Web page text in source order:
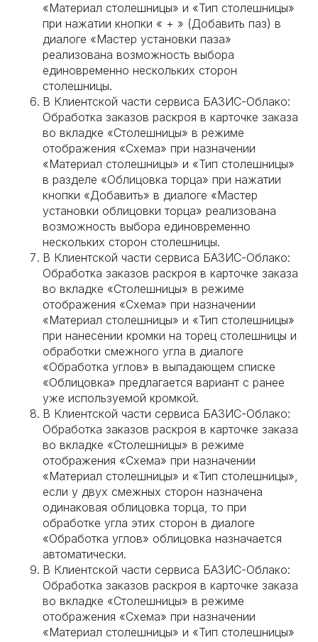
«Материал столешницы» и «Тип столешницы»
при нажатии кнопки « + » (Добавить паз) в
диалоге «Мастер установки паза»
реализована возможность выбора
единовременно нескольких сторон
столешницы.
В Клиентской части сервиса БАЗИС-Облако:
Обработка заказов раскроя в карточке заказа
во вкладке «Столешницы» в режиме
отображения «Схема» при назначении
«Материал столешницы» и «Тип столешницы»
в разделе «Облицовка торца» при нажатии
кнопки «Добавить» в диалоге «Мастер
установки облицовки торца» реализована
возможность выбора единовременно
нескольких сторон столешницы.
В Клиентской части сервиса БАЗИС-Облако:
Обработка заказов раскроя в карточке заказа
во вкладке «Столешницы» в режиме
отображения «Схема» при назначении
«Материал столешницы» и «Тип столешницы»
при нанесении кромки на торец столешницы и
обработки смежного угла в диалоге
«Обработка углов» в выпадающем списке
«Облицовка» предлагается вариант с ранее
уже используемой кромкой.
В Клиентской части сервиса БАЗИС-Облако:
Обработка заказов раскроя в карточке заказа
во вкладке «Столешницы» в режиме
отображения «Схема» при назначении
«Материал столешницы» и «Тип столешницы»,
если у двух смежных сторон назначена
одинаковая облицовка торца, то при
обработке угла этих сторон в диалоге
«Обработка углов» облицовка назначается
автоматически.
В Клиентской части сервиса БАЗИС-Облако:
Обработка заказов раскроя в карточке заказа
во вкладке «Столешницы» в режиме
отображения «Схема» при назначении
«Материал столешницы» и «Тип столешницы»